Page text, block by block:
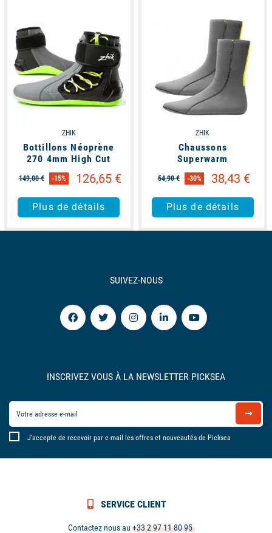
ZHIK
Bottillons Néoprène
270 4mm High Cut
149,00 € -15% 126,65 €
Plus de détails
ZHIK
Chaussons
Superwarm
54,90 € -30% 38,43 €
Plus de détails
SUIVEZ-NOUS
INSCRIVEZ VOUS À LA NEWSLETTER PICKSEA
J'accepte de recevoir par e-mail les offres et nouveautés de Picksea
SERVICE CLIENT
Contactez nous au +33 2 97 11 80 95